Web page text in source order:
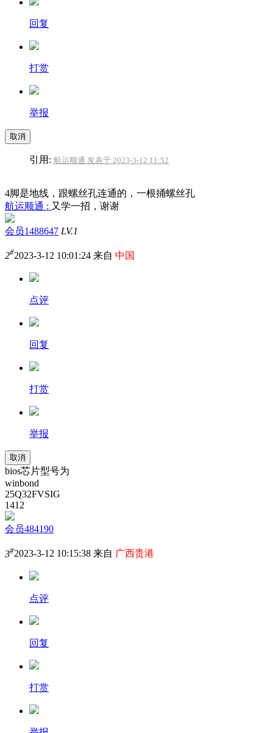
回复
打赏
举报
取消
引用: 航运顺通 发表于 2023-3-12 11:52
4脚是地线，跟螺丝孔连通的，一根捅螺丝孔
航运顺通 : 又学一招，谢谢
会员1488647 LV.1
2#2023-3-12 10:01:24 来自 中国
点评
回复
打赏
举报
取消
bios芯片型号为
winbond
25Q32FVSIG
1412
会员484190
3#2023-3-12 10:15:38 来自 广西贵港
点评
回复
打赏